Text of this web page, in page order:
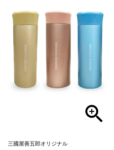
三國屋善五郎オリジナル